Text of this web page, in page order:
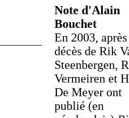
Note d'Alain
Bouchet
En 2003,
décès de Rik
Steenbergen,
Vermeiren et
De Meyer ont
publié (en